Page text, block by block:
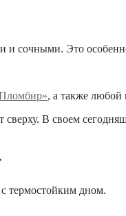
сочными. Это
, а также любой
В своем
термостойким дном.